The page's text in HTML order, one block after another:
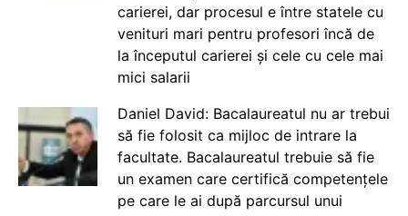
carierei, dar procesul e între statele cu
venituri mari pentru profesori încă de
la începutul carierei și cele cu cele mai
mici salarii
Daniel David: Bacalaureatul nu ar trebui
să fie folosit ca mijloc de intrare la
facultate. Bacalaureatul trebuie să fie
un examen care certifică competențele
pe care le ai după parcursul unui